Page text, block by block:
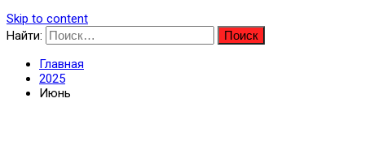
Skip to content
Найти:
Главная
2025
Июнь